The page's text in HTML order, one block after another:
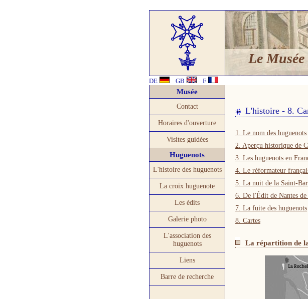
Le
DE GB F
Musée
Contact
Horaires d'ouverture
Visites guidées
Huguenots
L'histoire des huguenots
La croix huguenote
Les édits
Galerie photo
L'association des
huguenots
Liens
Barre de recherche
L'histoire - 8.
1. Le nom des huguenots
2. Aperçu historique de
3. Les huguenots en
4. Le réformateur
5. La nuit de la Saint-
6. De l'Édit de Nantes
7. La fuite des huguenots
8. Cartes
La répartition de